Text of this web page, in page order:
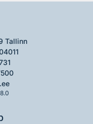
Tallinn